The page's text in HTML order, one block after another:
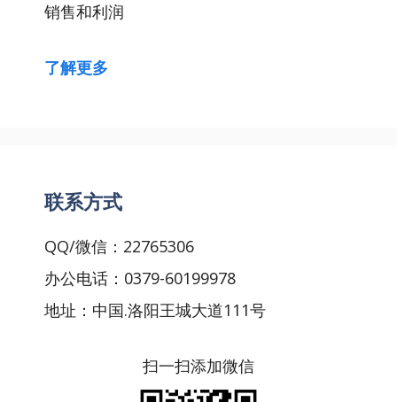
销售和利润
了解更多
联系方式
QQ/微信：22765306
办公电话：0379-60199978
地址：中国.洛阳王城大道111号
扫一扫添加微信